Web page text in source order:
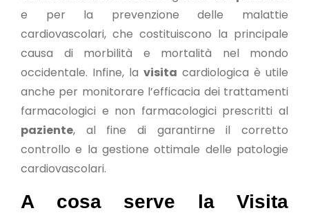
e per la prevenzione delle malattie
cardiovascolari, che costituiscono la principale
causa di morbilità e mortalità nel mondo
occidentale. Infine, la visita cardiologica è utile
anche per monitorare l’efficacia dei trattamenti
farmacologici e non farmacologici prescritti al
paziente, al fine di garantirne il corretto
controllo e la gestione ottimale delle patologie
cardiovascolari.
A cosa serve la Visita